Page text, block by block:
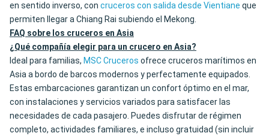
en sentido inverso, con cruceros con salida desde Vientiane que
permiten llegar a Chiang Rai subiendo el Mekong.
FAQ sobre los cruceros en Asia
¿Qué compañía elegir para un crucero en Asia?
Ideal para familias, MSC Cruceros ofrece cruceros marítimos en
Asia a bordo de barcos modernos y perfectamente equipados.
Estas embarcaciones garantizan un confort óptimo en el mar,
con instalaciones y servicios variados para satisfacer las
necesidades de cada pasajero. Puedes disfrutar de régimen
completo, actividades familiares, e incluso gratuidad (sin incluir